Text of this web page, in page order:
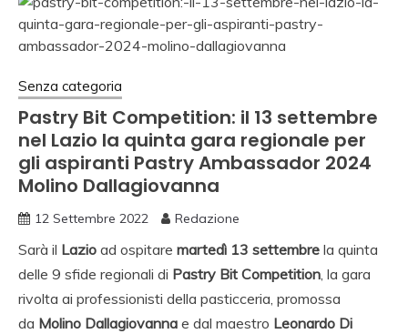
Senza categoria
Pastry Bit Competition: il 13 settembre
nel Lazio la quinta gara regionale per
gli aspiranti Pastry Ambassador 2024
Molino Dallagiovanna
12 Settembre 2022 Redazione
Sarà il Lazio ad ospitare martedì 13 settembre la quinta
delle 9 sfide regionali di Pastry Bit Competition, la gara
rivolta ai professionisti della pasticceria, promossa
da Molino Dallagiovanna e dal maestro Leonardo Di